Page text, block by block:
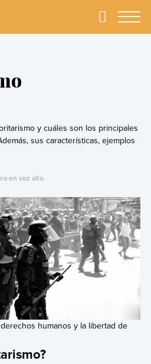
Primary
y cuáles son los principales
sus características, ejemplos
en voz alta.
humanos y la libertad de